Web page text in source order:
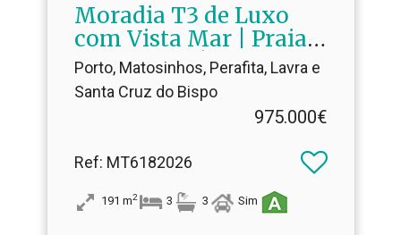
Moradia T3 de Luxo
com Vista Mar | Praia
da Agudela |
Condomínio Fechado |
Garagem Dupla
Porto, Matosinhos, Perafita, Lavra e
Santa Cruz do Bispo
975.000€
Ref: MT6182026
191 m2 3 3 Sim